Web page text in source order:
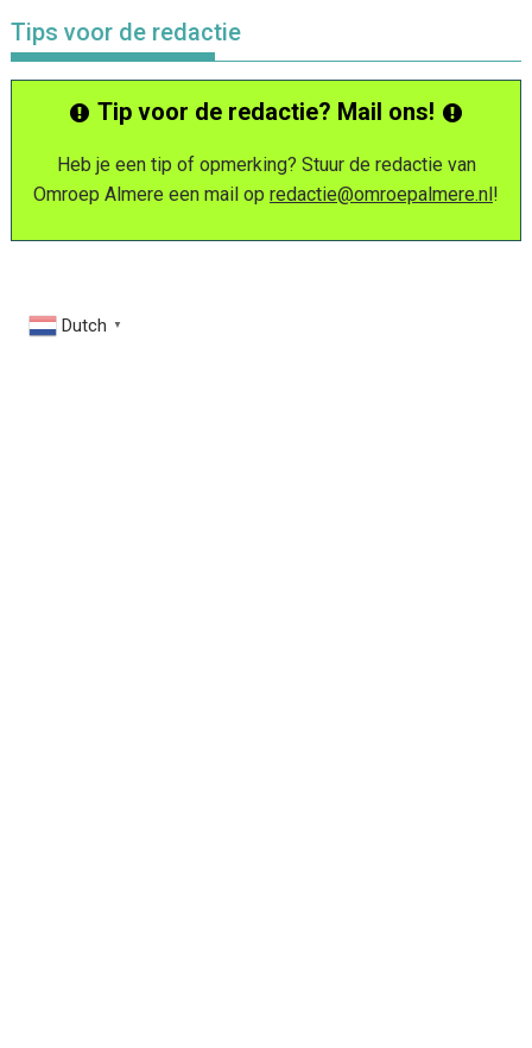
Tips voor de redactie
Tip voor de redactie? Mail ons!
Heb je een tip of opmerking? Stuur de redactie van
Omroep Almere een mail op redactie@omroepalmere.nl!
Dutch ▼